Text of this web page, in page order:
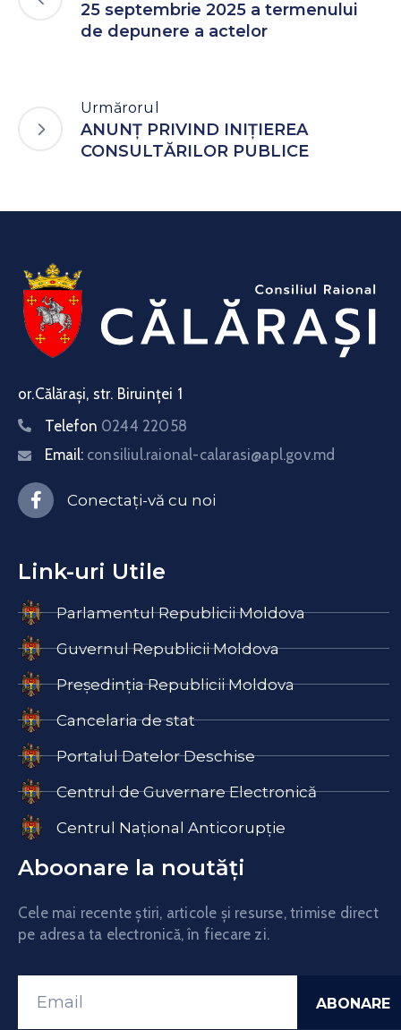
25 septembrie 2025 a termenului
de depunere a actelor
Urmărorul
ANUNŢ PRIVIND INIȚIEREA
CONSULTĂRILOR PUBLICE
or.Călărași, str. Biruinței 1
Telefon 0244 22058
Email: consiliul.raional-calarasi@apl.gov.md
Conectați-vă cu noi
Link-uri Utile
Parlamentul Republicii Moldova
Guvernul Republicii Moldova
Președinția Republicii Moldova
Cancelaria de stat
Portalul Datelor Deschise
Centrul de Guvernare Electronică
Centrul Național Anticorupție
Aboonare la noutăți
Cele mai recente știri, articole și resurse, trimise direct
pe adresa ta electronică, în fiecare zi.